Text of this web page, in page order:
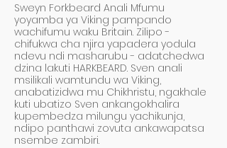
Sweyn Forkbeard Anali Mfumu
yoyamba ya Viking pampando
wachifumu waku Britain. Zilipo -
chifukwa cha njira yapadera yodula
ndevu ndi masharubu - adatchedwa
dzina lakuti HARKBEARD. Sven anali
msilikali wamtundu wa Viking,
anabatizidwa mu Chikhristu, ngakhale
kuti ubatizo Sven ankangokhalira
kupembedza milungu yachikunja,
ndipo panthawi zovuta ankawapatsa
nsembe zambiri.